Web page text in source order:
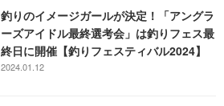
釣りのイメージガールが決定！「アングラ
ーズアイドル最終選考会」は釣りフェス最
終日に開催【釣りフェスティバル2024】
2024.01.12